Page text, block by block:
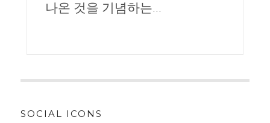
나온 것을 기념하는...
SOCIAL ICONS